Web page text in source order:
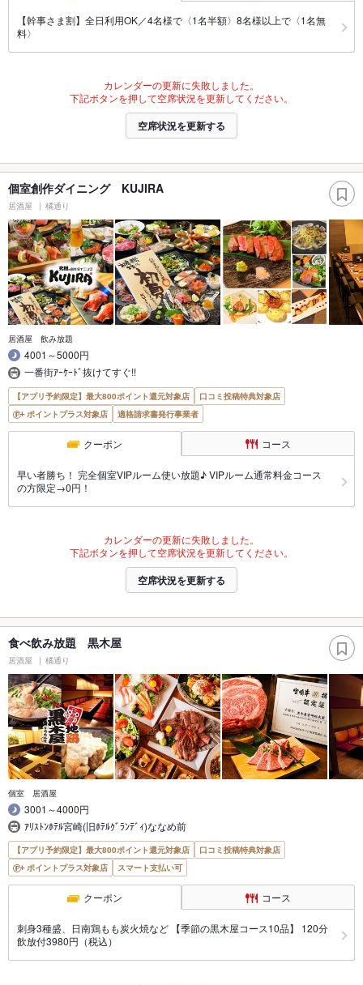
【幹事さま割】全日利用OK／4名様で〈1名半額〉8名様以上で〈1名無
料〉
カレンダーの更新に失敗しました。
下記ボタンを押して空席状況を更新してください。
空席状況を更新する
個室創作ダイニング KUJIRA
居酒屋 橘通り
居酒屋 飲み放題
4001～5000円
一番街ｱｰｹｰﾄﾞ抜けてすぐ!!
【アプリ予約限定】最大800ポイント還元対象店
口コミ投稿特典対象店
ポイントプラス対象店
適格請求書発行事業者
クーポン コース
早い者勝ち！ 完全個室VIPルーム使い放題♪ VIPルーム通常料金コース
の方限定→0円！
カレンダーの更新に失敗しました。
下記ボタンを押して空席状況を更新してください。
空席状況を更新する
食べ飲み放題 黒木屋
居酒屋 橘通り
個室 居酒屋
3001～4000円
ｱﾘｽﾄﾝﾎﾃﾙ宮崎(旧ﾎﾃﾙｸﾞﾗﾝﾃﾞｨ)ななめ前
【アプリ予約限定】最大800ポイント還元対象店
口コミ投稿特典対象店
ポイントプラス対象店
スマート支払い可
クーポン コース
刺身3種盛、日南鶏もも炭火焼など 【季節の黒木屋コース10品】 120分
飲放付3980円（税込）